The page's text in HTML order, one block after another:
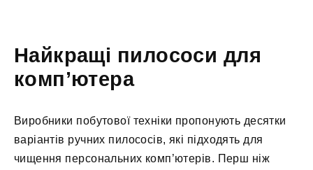
Найкращі пилососи для
комп’ютера
Виробники побутової техніки пропонують десятки
варіантів ручних пилососів, які підходять для
чищення персональних комп’ютерів. Перш ніж